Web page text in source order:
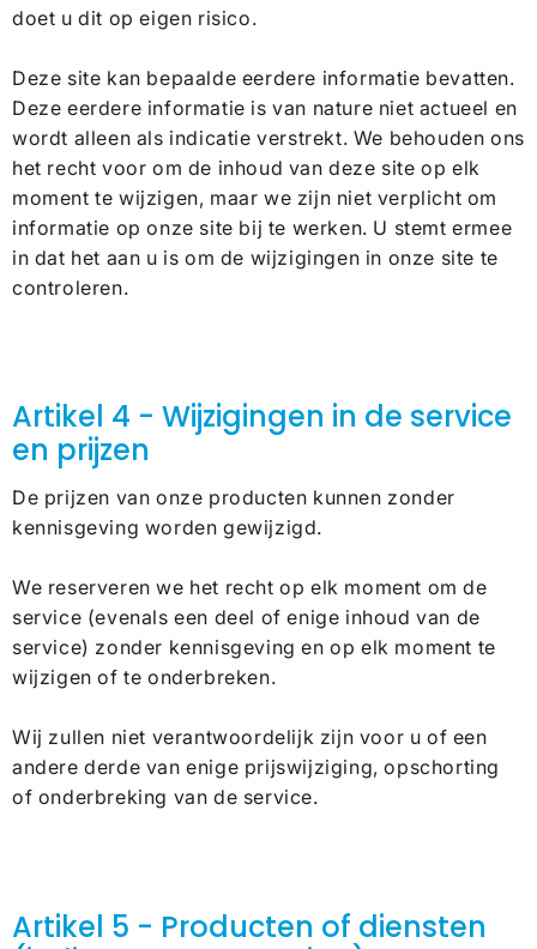
doet u dit op eigen risico.
Deze site kan bepaalde eerdere informatie bevatten.
Deze eerdere informatie is van nature niet actueel en
wordt alleen als indicatie verstrekt. We behouden ons
het recht voor om de inhoud van deze site op elk
moment te wijzigen, maar we zijn niet verplicht om
informatie op onze site bij te werken. U stemt ermee
in dat het aan u is om de wijzigingen in onze site te
controleren.
Artikel 4 - Wijzigingen in de service
en prijzen
De prijzen van onze producten kunnen zonder
kennisgeving worden gewijzigd.
We reserveren we het recht op elk moment om de
service (evenals een deel of enige inhoud van de
service) zonder kennisgeving en op elk moment te
wijzigen of te onderbreken.
Wij zullen niet verantwoordelijk zijn voor u of een
andere derde van enige prijswijziging, opschorting
of onderbreking van de service.
Artikel 5 - Producten of diensten